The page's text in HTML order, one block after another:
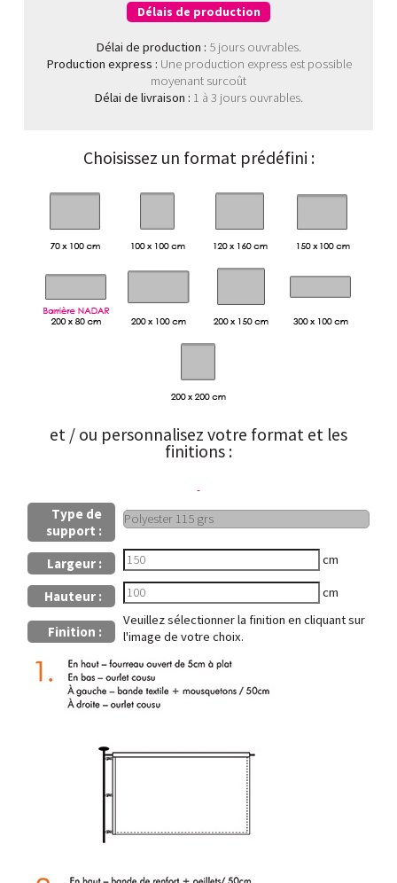
Délais de production
Délai de production : 5 jours ouvrables.
Production express : Une production express est possible
moyenant surcoût
Délai de livraison : 1 à 3 jours ouvrables.
Choisissez un format prédéfini :
et / ou personnalisez votre format et les
finitions :
Type de
support :
Largeur :
cm
Hauteur : cm
Finition :
Veuillez sélectionner la finition en cliquant sur
l'image de votre choix.